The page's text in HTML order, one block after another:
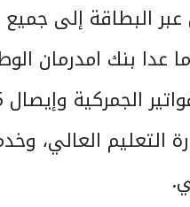
عبر البطاقة إلى جميع
عدا بنك امدرمان
التعليم العالي،